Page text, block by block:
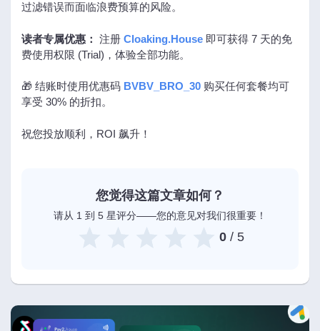
过滤错误而面临浪费预算的风险。
读者专属优惠： 注册 Cloaking.House 即可获得 7 天的免
费使用权限 (Trial)，体验全部功能。
🎁 结账时使用优惠码 BVBV_BRO_30 购买任何套餐均可
享受 30% 的折扣。
祝您投放顺利，ROI 飙升！
您觉得这篇文章如何？
请从 1 到 5 星评分——您的意见对我们很重要！
0/ 5